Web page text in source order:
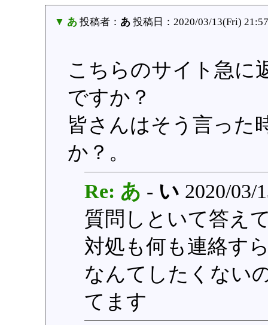
▼ あ投稿者： あ投稿日：2020/03/13(Fri)
こちらのサイト急に
ですか？
皆さんはそう言った
か？。
Re: あ - い 2020/03/
質問しといて答え
対処も何も連絡す
なんてしたくない
てます